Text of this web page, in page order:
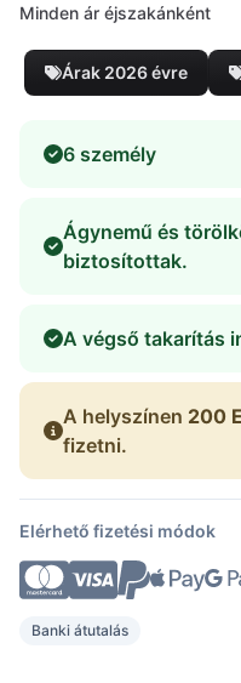
Minden ár éjszakánként
Árak 2026 évre
6 személy
Ágynemű és
biztosítottak.
A végső takarítás
A helyszínen 200
fizetni.
Elérhető fizetési módok
Banki átutalás